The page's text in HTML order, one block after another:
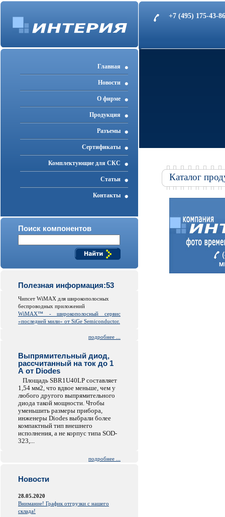
+7 (495) 175-43-
Главная
Новости
О фирме
Продукция
Разъемы
Cертификаты
Комплектующие для СКС
Статьи
Контакты
Поиск компонентов
Полезная информация:53
Чипсет WiMAX для широкополосных
беспроводных приложений
WiMAX™ - широкополосный сервис
«последней мили» от SiGe Semiconductor.
подробнее ...
Выпрямительный диод,
рассчитанный на ток до 1
А от Diodes
Площадь SBR1U40LP составляет
1,54 мм2, что вдвое меньше, чем у
любого другого выпрямительного
диода такой мощности. Чтобы
уменьшить размеры прибора,
инженеры Diodes выбрали более
компактный тип внешнего
исполнения, а не корпус типа SOD-
323,...
подробнее ...
Новости
28.05.2020
Внимание! График отгрузки с нашего
склада!
Каталог